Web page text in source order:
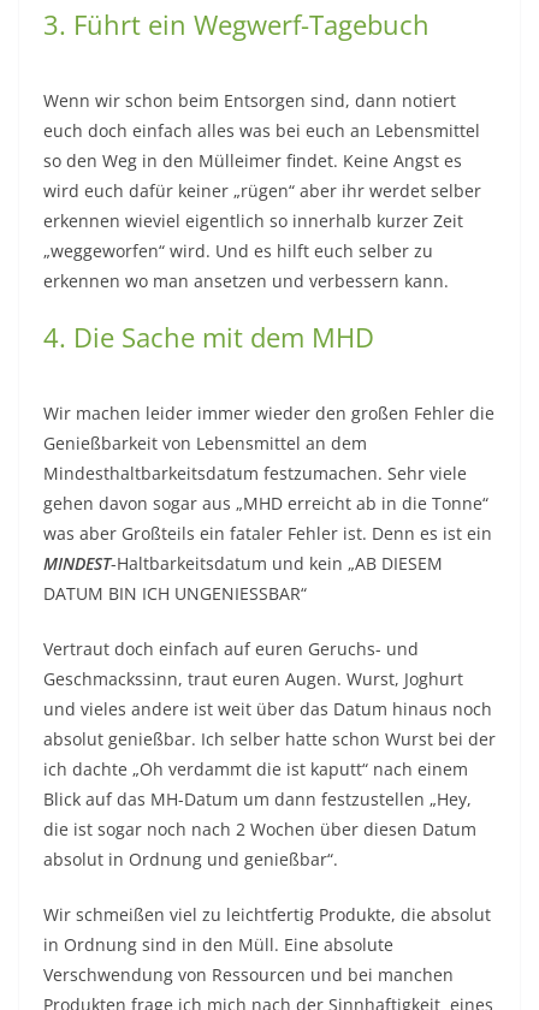
3. Führt ein Wegwerf-Tagebuch
Wenn wir schon beim Entsorgen sind, dann notiert
euch doch einfach alles was bei euch an Lebensmittel
so den Weg in den Mülleimer findet. Keine Angst es
wird euch dafür keiner „rügen“ aber ihr werdet selber
erkennen wieviel eigentlich so innerhalb kurzer Zeit
„weggeworfen“ wird. Und es hilft euch selber zu
erkennen wo man ansetzen und verbessern kann.
4. Die Sache mit dem MHD
Wir machen leider immer wieder den großen Fehler die
Genießbarkeit von Lebensmittel an dem
Mindesthaltbarkeitsdatum festzumachen. Sehr viele
gehen davon sogar aus „MHD erreicht ab in die Tonne“
was aber Großteils ein fataler Fehler ist. Denn es ist ein
MINDEST-Haltbarkeitsdatum und kein „AB DIESEM
DATUM BIN ICH UNGENIESSBAR“
Vertraut doch einfach auf euren Geruchs- und
Geschmackssinn, traut euren Augen. Wurst, Joghurt
und vieles andere ist weit über das Datum hinaus noch
absolut genießbar. Ich selber hatte schon Wurst bei der
ich dachte „Oh verdammt die ist kaputt“ nach einem
Blick auf das MH-Datum um dann festzustellen „Hey,
die ist sogar noch nach 2 Wochen über diesen Datum
absolut in Ordnung und genießbar“.
Wir schmeißen viel zu leichtfertig Produkte, die absolut
in Ordnung sind in den Müll. Eine absolute
Verschwendung von Ressourcen und bei manchen
Produkten frage ich mich nach der Sinnhaftigkeit eines